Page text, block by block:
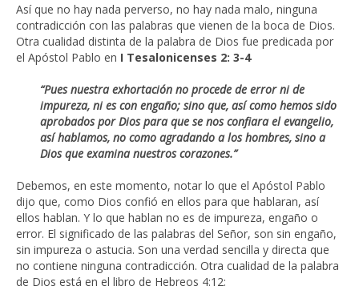
Así que no hay nada perverso, no hay nada malo, ninguna
contradicción con las palabras que vienen de la boca de Dios.
Otra cualidad distinta de la palabra de Dios fue predicada por
el Apóstol Pablo en I Tesalonicenses 2: 3-4
“Pues nuestra exhortación no procede de error ni de
impureza, ni es con engaño; sino que, así como hemos sido
aprobados por Dios para que se nos confiara el evangelio,
así hablamos, no como agradando a los hombres, sino a
Dios que examina nuestros corazones.”
Debemos, en este momento, notar lo que el Apóstol Pablo
dijo que, como Dios confió en ellos para que hablaran, así
ellos hablan. Y lo que hablan no es de impureza, engaño o
error. El significado de las palabras del Señor, son sin engaño,
sin impureza o astucia. Son una verdad sencilla y directa que
no contiene ninguna contradicción. Otra cualidad de la palabra
de Dios está en el libro de Hebreos 4:12: